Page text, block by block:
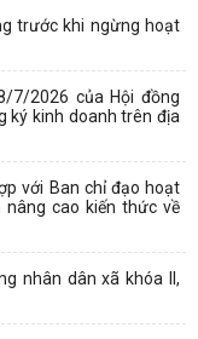
trước khi ngừng hoạt
7/2026 của Hội đồng
ký kinh doanh trên địa
với Ban chỉ đạo hoạt
cao kiến thức về
nhân dân xã khóa II,